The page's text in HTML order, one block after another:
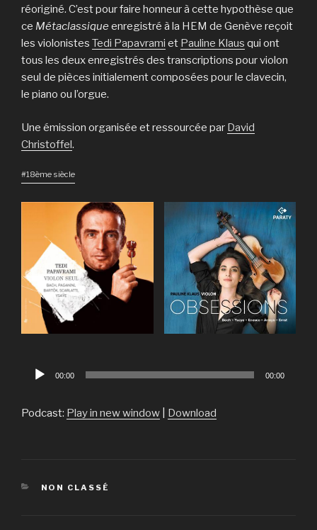
réoriginé. C’est pour faire honneur à cette hypothèse que
ce Métaclassique enregistré à la HEM de Genève reçoit
les violonistes Tedi Papavrami et Pauline Klaus qui ont
tous les deux enregistrés des transcriptions pour violon
seul de pièces initialement composées pour le clavecin,
le piano ou l’orgue.
Une émission organisée et ressourcée par David
Christoffel.
#18ème siècle
Lecteur
00:00 00:00
Podcast: Play in new window Download
CATÉGORIES
NON CLASSÉ